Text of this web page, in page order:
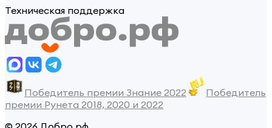
Техническая поддержка
Победитель премии Знание 2022
Победитель
премии Рунета 2018, 2020 и 2022